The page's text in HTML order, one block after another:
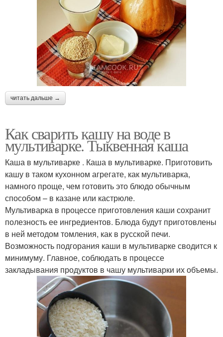
читать дальше →
Как сварить кашу на воде в
мультиварке. Тыквенная каша
Каша в мультиварке . Каша в мультиварке. Приготовить
кашу в таком кухонном агрегате, как мультиварка,
намного проще, чем готовить это блюдо обычным
способом – в казане или кастрюле.
Мультиварка в процессе приготовления каши сохранит
полезность ее ингредиентов. Блюда будут приготовлены
в ней методом томления, как в русской печи.
Возможность подгорания каши в мультиварке сводится к
минимуму. Главное, соблюдать в процессе
закладывания продуктов в чашу мультиварки их объемы.